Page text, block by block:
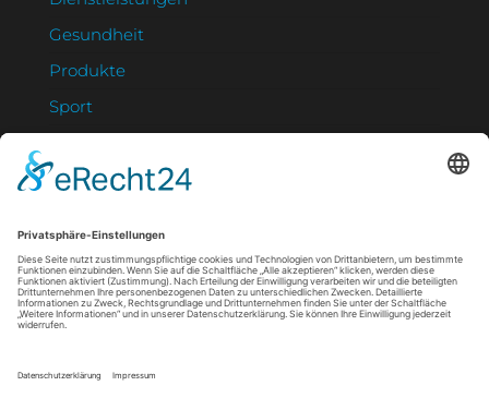
Gesundheit
Produkte
Sport
Staubfrei durch alle Jahreszeiten – so schützt
du deine Gesundheit und sparst Zeit
Muskelverspannungen lösen: Was sanfte
Strahlung clever nutzen: So schützt du deine